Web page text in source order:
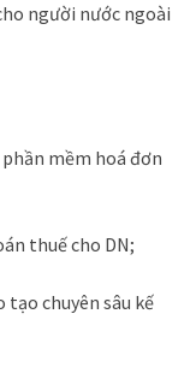
người nước ngoài
mềm hoá đơn
thuế cho DN;
chuyên sâu kế